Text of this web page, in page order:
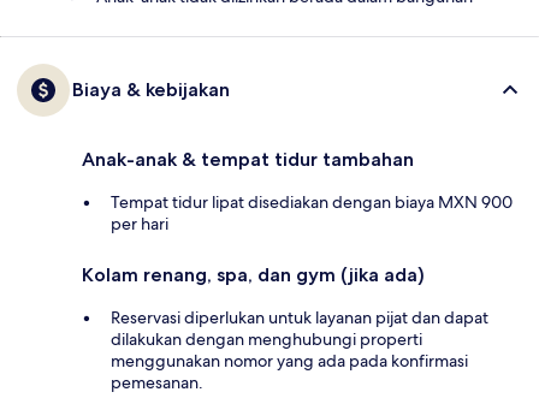
Biaya & kebijakan
Anak-anak & tempat tidur tambahan
Tempat tidur lipat disediakan dengan biaya MXN 900
per hari
Kolam renang, spa, dan gym (jika ada)
Reservasi diperlukan untuk layanan pijat dan dapat
dilakukan dengan menghubungi properti
menggunakan nomor yang ada pada konfirmasi
pemesanan.